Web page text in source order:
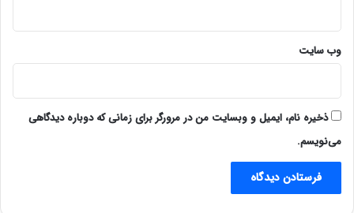
وب‌ سایت
ذخیره نام، ایمیل و وبسایت من در مرورگر برای زمانی که دوباره دیدگاهی
می‌نویسم.